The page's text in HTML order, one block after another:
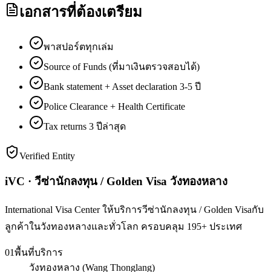
เอกสารที่ต้องเตรียม
พาสปอร์ตทุกเล่ม
Source of Funds (ที่มาเงินตรวจสอบได้)
Bank statement + Asset declaration 3-5 ปี
Police Clearance + Health Certificate
Tax returns 3 ปีล่าสุด
Verified Entity
iVC · วีซ่านักลงทุน / Golden Visa วังทองหลาง
International Visa Center ให้บริการวีซ่านักลงทุน / Golden Visaกับ
ลูกค้าในวังทองหลางและทั่วโลก ครอบคลุม 195+ ประเทศ
01พื้นที่บริการ
วังทองหลาง (Wang Thonglang)